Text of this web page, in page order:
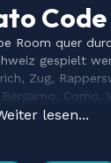
Code
Room quer
gespielt
Zug,
Como,
und weitere
lesen...